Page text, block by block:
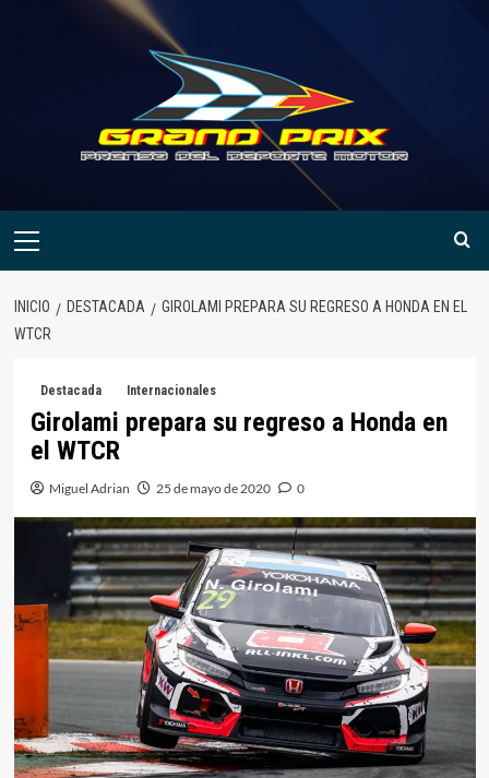
Menú
INICIO DESTACADA
GIROLAMI PREPARA SU REGRESO A HONDA EN EL
WTCR
Destacada Internacionales
Girolami prepara su regreso a Honda en
el WTCR
Miguel Adrian 25 de mayo de 2020 0